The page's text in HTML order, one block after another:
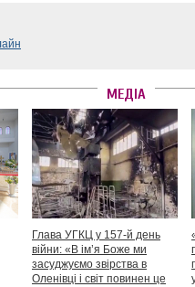
МЕДІА
Глава УГКЦ у 157-й день
війни: «В ім’я Боже ми
засуджуємо звірства в
Оленівці і світ повинен це